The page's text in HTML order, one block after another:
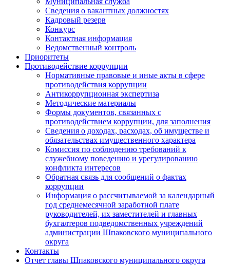
Сведения о вакантных должностях
Кадровый резерв
Конкурс
Контактная информация
Ведомственный контроль
Приоритеты
Противодействие коррупции
Нормативные правовые и иные акты в сфере
противодействия коррупции
Антикоррупционная экспертиза
Методические материалы
Формы документов, связанных с
противодействием коррупции, для заполнения
Сведения о доходах, расходах, об имуществе и
обязательствах имущественного характера
Комиссия по соблюдению требований к
служебному поведению и урегулированию
конфликта интересов
Обратная связь для сообщений о фактах
коррупции
Информация о рассчитываемой за календарный
год среднемесячной заработной плате
руководителей, их заместителей и главных
бухгалтеров подведомственных учреждений
администрации Шпаковского муниципального
округа
Контакты
Отчет главы Шпаковского муниципального округа